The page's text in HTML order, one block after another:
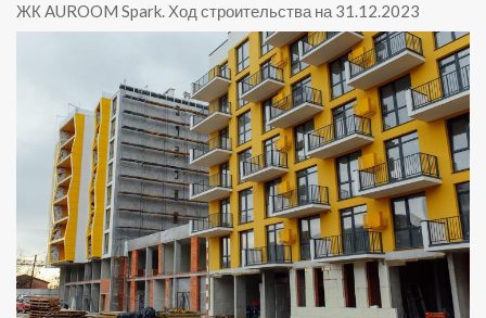
ЖК AUROOM Spark. Ход строительства на 31.12.2023